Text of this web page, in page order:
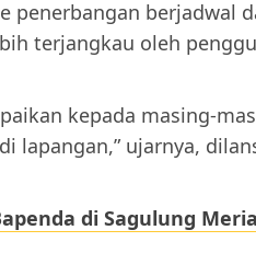
penerbangan berjadwal
terjangkau oleh
kepada masing-
lapangan,” ujarnya,
di Sagulung